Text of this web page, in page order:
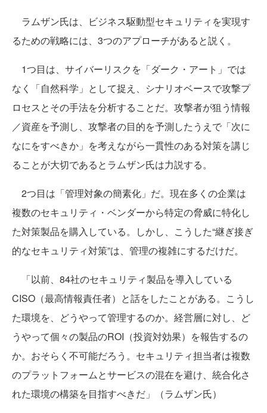
ラムザン氏は、ビジネス駆動型セキュリティを実現す
るための戦略には、3つのアプローチがあると説く。
1つ目は、サイバーリスクを「ダーク・アート」では
なく「自然科学」として捉え、シナリオベースで攻撃プ
ロセスとその手法を分析することだ。攻撃者が狙う情報
／資産を予測し、攻撃者の目的を予測したうえで「次に
なにをすべきか」を考えながら一貫性のある対策を講じ
ることが大切であるとラムザン氏は力説する。
2つ目は「管理対象の簡素化」だ。現在多くの企業は
複数のセキュリティ・ベンダーから特定の脅威に特化し
た対策製品を購入している。しかし、こうした“継ぎ接ぎ
的なセキュリティ対策”は、管理の複雑にするだけだ。
「以前、84社のセキュリティ製品を導入している
CISO（最高情報責任者）と話をしたことがある。こうし
た環境を、どうやって管理するのか。経営層に対し、ど
うやって個々の製品のROI（投資対効果）を報告するの
か。おそらく不可能だろう。セキュリティ担当者は複数
のプラットフォームとサービスの混在を避け、統合化さ
れた環境の構築を目指すべきだ」（ラムザン氏）